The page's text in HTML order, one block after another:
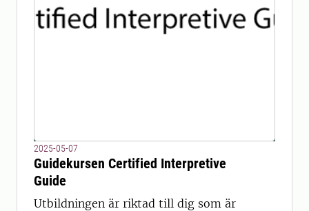
2025-05-07
Guidekursen Certified Interpretive
Guide
Utbildningen är riktad till dig som är